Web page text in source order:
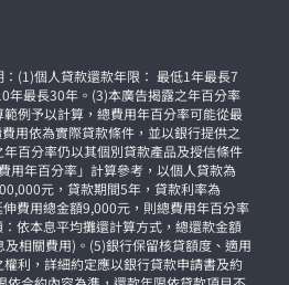
(1)個人貸款還款年限： 最低1年最長7
年最長30年。(3)本廣告揭露之年百分率
例予以計算，總費用年百分率可能從最
用依為實際貸款條件，並以銀行提供之
百分率仍以其個別貸款產品及授信條件
用年百分率」計算參考，以個人貸款為
元，貸款期間5年，貸款利率為
費用總金額9,000元，則總費用年百分率
依本息平均攤還計算方式，總還款金額
相關費用)。(5)銀行保留核貸額度、適用
利，詳細約定應以銀行貸款申請書及約